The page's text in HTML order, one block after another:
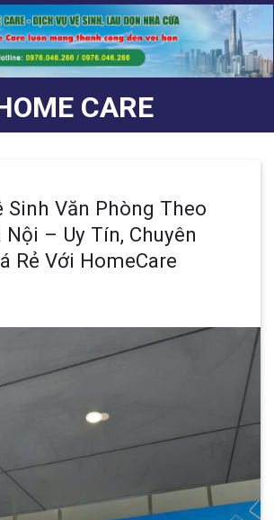
CARE
Sinh Văn Phòng Theo
Nội – Uy Tín, Chuyên
Rẻ Với HomeCare